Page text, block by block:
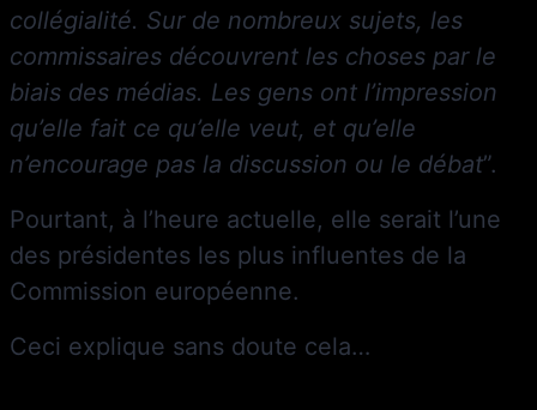
collégialité. Sur de nombreux sujets, les
commissaires découvrent les choses par le
biais des médias. Les gens ont l’impression
qu’elle fait ce qu’elle veut, et qu’elle
n’encourage pas la discussion ou le débat”.
Pourtant, à l’heure actuelle, elle serait l’une
des présidentes les plus influentes de la
Commission européenne.
Ceci explique sans doute cela…